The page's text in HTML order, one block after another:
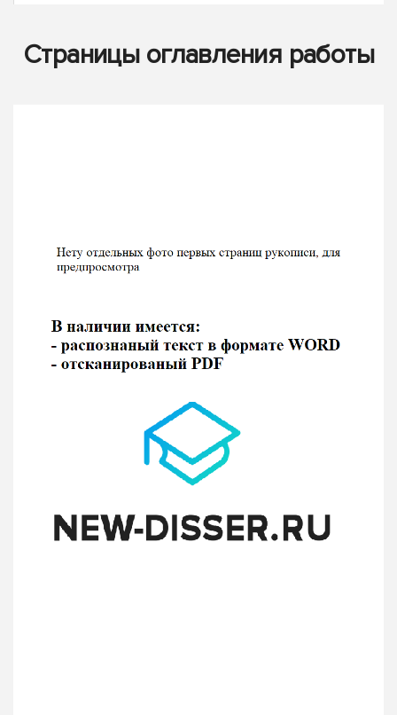
Страницы оглавления работы